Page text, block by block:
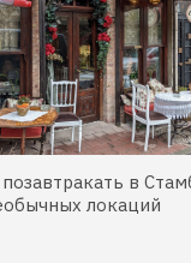
в
локаций